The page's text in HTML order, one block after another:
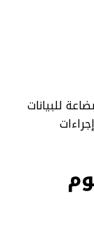
للبيانات